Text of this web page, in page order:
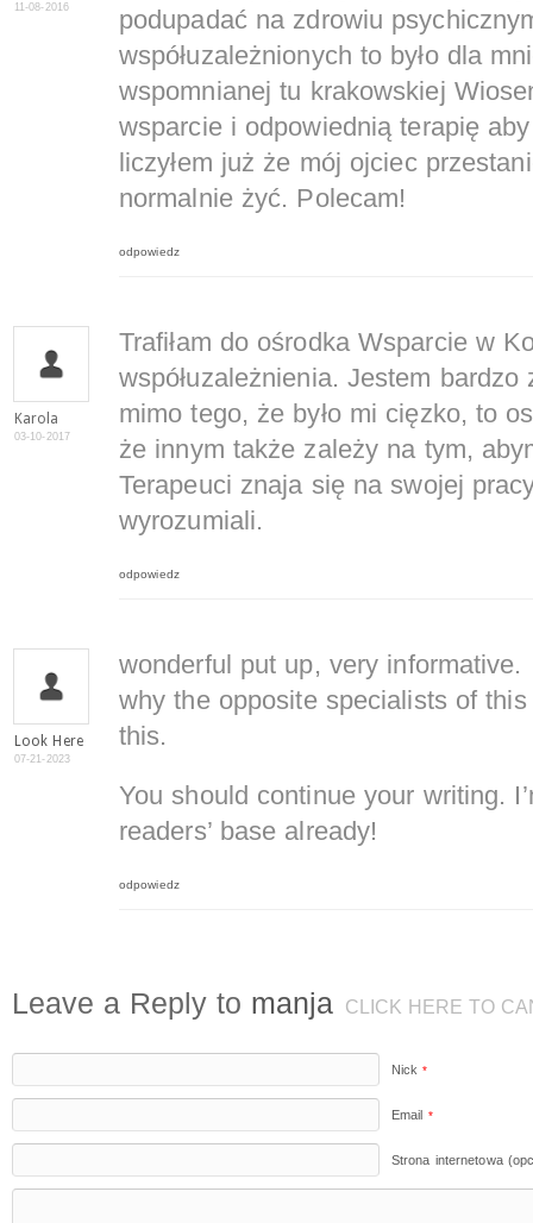
11-08-2016
podupadać na zdrowiu
współuzależnionych to było dla
wspomnianej tu krakowskiej
wsparcie i odpowiednią terapię
liczyłem już że mój ojciec
normalnie żyć. Polecam!
odpowiedz
Karola
03-10-2017
Trafiłam do ośrodka Wsparcie w
współuzależnienia. Jestem
mimo tego, że było mi cięzko, to
że innym także zależy na tym,
Terapeuci znaja się na swojej
wyrozumiali.
odpowiedz
Look Here
07-21-2023
wonderful put up, very informative.
why the opposite specialists of
this.
You should continue your writing.
readers’ base already!
odpowiedz
Leave a Reply to manja CLICK HERE TO
Nick*
Email *
Strona internetowa